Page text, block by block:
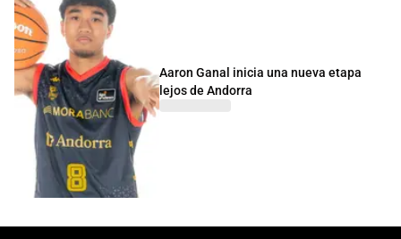
Aaron Ganal inicia una nueva etapa
lejos de Andorra